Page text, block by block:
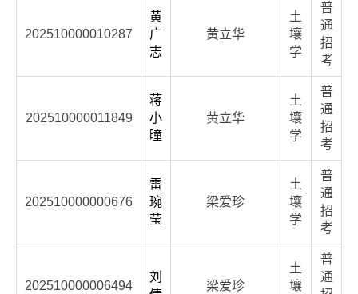
202510000010287
黄
广
志
黄立华
土
壤
学
普
通
招
考
202510000011849
蒋
小
曈
黄立华
土
壤
学
普
通
招
考
202510000000676
雷
琬
莹
梁爱珍
土
壤
学
普
通
招
考
202510000006494
刘
梁爱珍
土
壤
普
通